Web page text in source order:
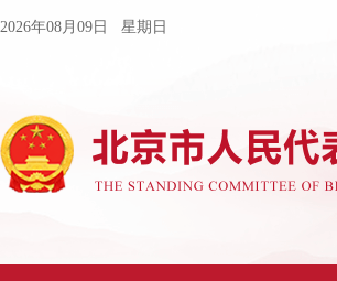
2026年08月09日 星期日